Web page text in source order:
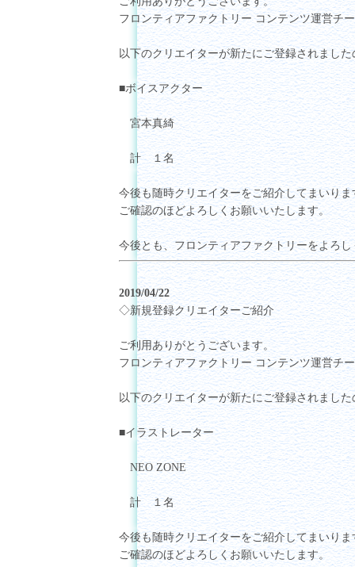
フロンティアファクトリー コンテンツ運営チ
以下のクリエイターが新たにご登録されまし
■ボイスアクター
宮本真綺
計 １名
今後も随時クリエイターをご紹介してまいりま
ご確認のほどよろしくお願いいたします。
今後とも、フロンティアファクトリーをよろ
2019/04/22
◇新規登録クリエイターご紹介
ご利用ありがとうございます。
フロンティアファクトリー コンテンツ運営チ
以下のクリエイターが新たにご登録されまし
■イラストレーター
NEO ZONE
計 １名
今後も随時クリエイターをご紹介してまいりま
ご確認のほどよろしくお願いいたします。